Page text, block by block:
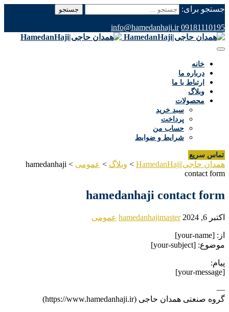
جستجو برای:
09181110195
info@hamedanhaji.ir
خانه
درباره ما
ارتباط با ما
وبلاگ
محصولات
سبد خرید
پرداخت
حساب من
شرایط و ضوابط
تماس سریع
همدان حاجی|HamedanHaji > وبلاگ > عمومی >
hamedanhaji
contact form
hamedanhaji contact form
اکتبر 6, 2024 hamedanhajimaster عمومی
از: [your-name]
موضوع: [your-subject]
پیام:
[your-message]
—
گروه صنعتی همدان حاجی (https://www.hamedanhaji.ir)